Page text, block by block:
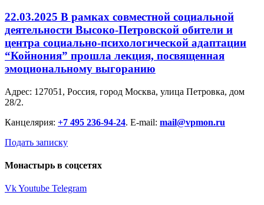
22.03.2025 В рамках совместной социальной
деятельности Высоко-Петровской обители и
центра социально-психологической адаптации
“Койнония” прошла лекция, посвященная
эмоциональному выгоранию
Адрес: 127051, Россия, город Москва, улица Петровка, дом
28/2.
Канцелярия: +7 495 236-94-24. E-mail: mail@vpmon.ru
Подать записку
Монастырь в соцсетях
VkYoutube Telegram